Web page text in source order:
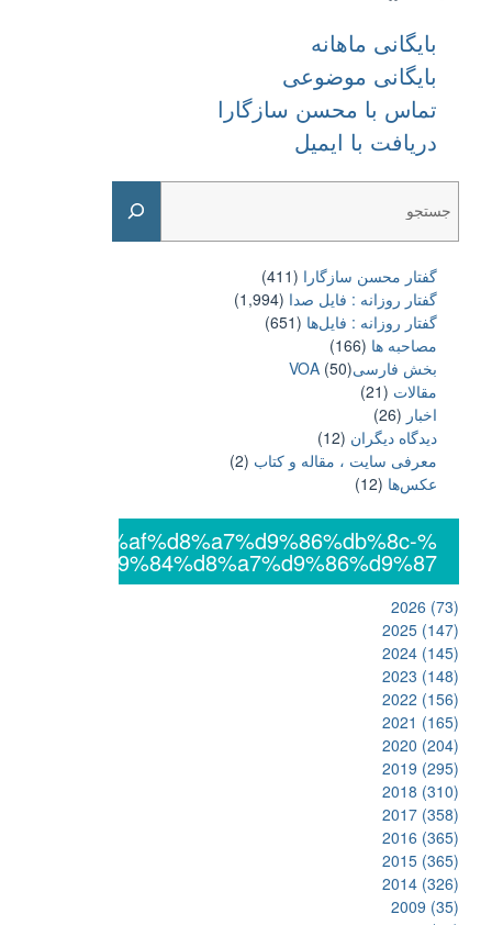
بایگانی ماهانه
بایگانی موضوعی
تماس با محسن سازگارا
دریافت با ایمیل
گفتار محسن سازگارا (411)
گفتار روزانه : فایل‌ صدا (1,994)
گفتار روزانه : فایل‌ها (651)
مصاحبه ها (166)
بخش فارسیVOA(50)
مقالات (21)
اخبار (26)
دیدگاه دیگران (12)
معرفی سایت ، مقاله و کتاب (2)
عکس‌ها (12)
2026 (73)
2025 (147)
2024 (145)
2023 (148)
2022 (156)
2021 (165)
2020 (204)
2019 (295)
2018 (310)
2017 (358)
2016 (365)
2015 (365)
2014 (326)
2009 (35)